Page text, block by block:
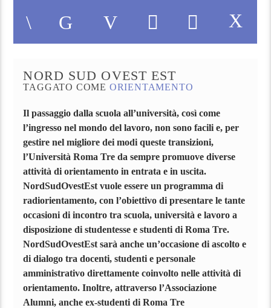
NORD SUD OVEST EST
TAGGATO COME ORIENTAMENTO
Il passaggio dalla scuola all’università, così come
l’ingresso nel mondo del lavoro, non sono facili e, per
gestire nel migliore dei modi queste transizioni,
l’Università Roma Tre da sempre promuove diverse
attività di orientamento in entrata e in uscita.
NordSudOvestEst vuole essere un programma di
radiorientamento, con l’obiettivo di presentare le tante
occasioni di incontro tra scuola, università e lavoro a
disposizione di studentesse e studenti di Roma Tre.
NordSudOvestEst sarà anche un’occasione di ascolto e
di dialogo tra docenti, studenti e personale
amministrativo direttamente coinvolto nelle attività di
orientamento. Inoltre, attraverso l’Associazione
Alumni, anche ex-studenti di Roma Tre